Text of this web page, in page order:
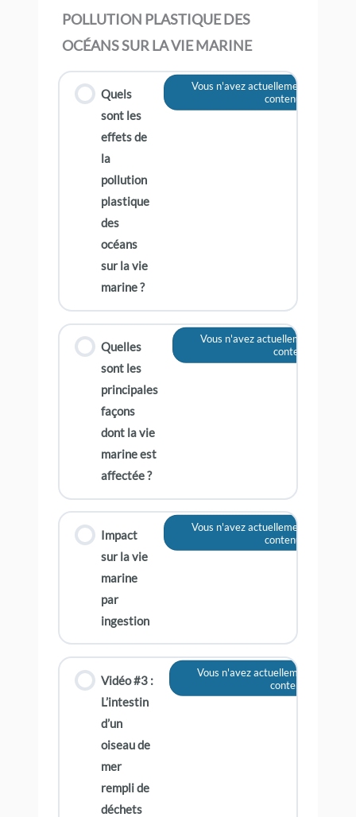
POLLUTION PLASTIQUE DES
OCÉANS SUR LA VIE MARINE
Quels
sont les
effets de
la
pollution
plastique
des
océans
sur la vie
marine ?
Vous n'avez actuellement pas accès
contenu
Quelles
sont les
principales
façons
dont la vie
marine est
affectée ?
Vous n'avez actuellement pas
contenu
Impact
sur la vie
marine
par
ingestion
Vous n'avez actuellement pas accès
contenu
Vidéo #3 :
L’intestin
d’un
oiseau de
mer
rempli de
déchets
Vous n'avez actuellement pas
contenu